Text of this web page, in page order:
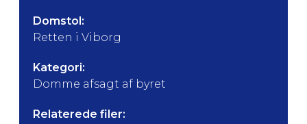
Domstol:
Retten i Viborg
Kategori:
Domme afsagt af byret
Relaterede filer: